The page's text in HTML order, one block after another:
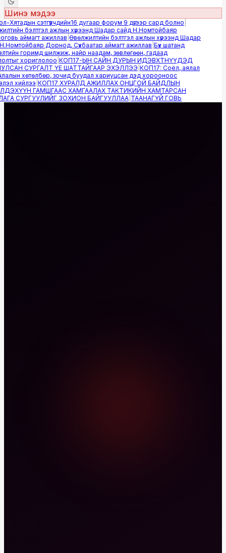
Шинэ мэдээ
сэтгүүлчдийн16 дугаар форум 9 дүгээр сард болно|
бэлтгэл ажлын хүрээнд Шадар сайд Н.Номтойбаяр
аймагт ажиллав|Өвөлжилтийн бэлтгэл ажлын хүрээнд Шадар
Дорнод, Сүхбаатар аймагт ажиллав|Бүх шатанд
горимд шилжиж, найр наадам, зөвлөгөөн, гадаад
хориглолоо|КОП17-ЫН САЙН ДУРЫН ИДЭВХТНҮҮДЭД
СУРГАЛТ ҮЕ ШАТТАЙГААР ЭХЭЛЛЭЭ|КОП17: Соёл, аялал
хөтөлбөр, зочид буудал хариуцсан дэд хорооноос
хийлээ|КОП17 ХУРАЛД АЖИЛЛАХ ОНЦГОЙ БАЙДЛЫН
ГАМШГААС ХАМГААЛАХ ТАКТИКИЙН ХАМТАРСАН
СУРГУУЛИЙГ ЗОХИОН БАЙГУУЛЛАА|ТААНАГҮЙ ГОВЬ